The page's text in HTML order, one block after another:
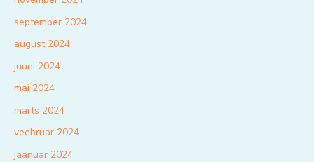
september 2024
august 2024
juuni 2024
mai 2024
märts 2024
veebruar 2024
jaanuar 2024